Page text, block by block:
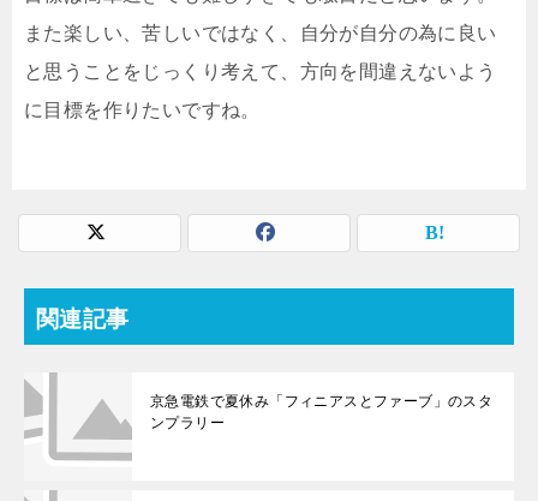
また楽しい、苦しいではなく、自分が自分の為に良い
と思うことをじっくり考えて、方向を間違えないよう
に目標を作りたいですね。
関連記事
京急電鉄で夏休み「フィニアスとファーブ」のスタ
ンプラリー